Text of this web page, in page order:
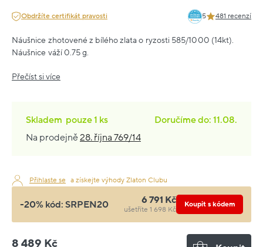
Obdržíte certifikát pravosti 5 481 recenzí
Náušnice zhotovené z bílého zlata o ryzosti 585/1000 (14kt).
Náušnice váží 0.75 g.
Přečíst si více
Skladem pouze1 ks
Doručíme do: 11.08.
Na prodejně28. října 769/14
Přihlaste se a získejte výhody Zlaton Clubu
-20% kód: SRPEN20 6 791 Kč
ušetříte 1 698 Kč
Koupit s kódem
8 489 Kč